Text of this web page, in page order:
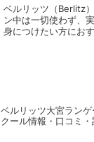
ベルリッツ（Berlitz
ン中は一切使わず、
身につけたい方にお
ベルリッツ大宮ラン
クール情報・口コミ・